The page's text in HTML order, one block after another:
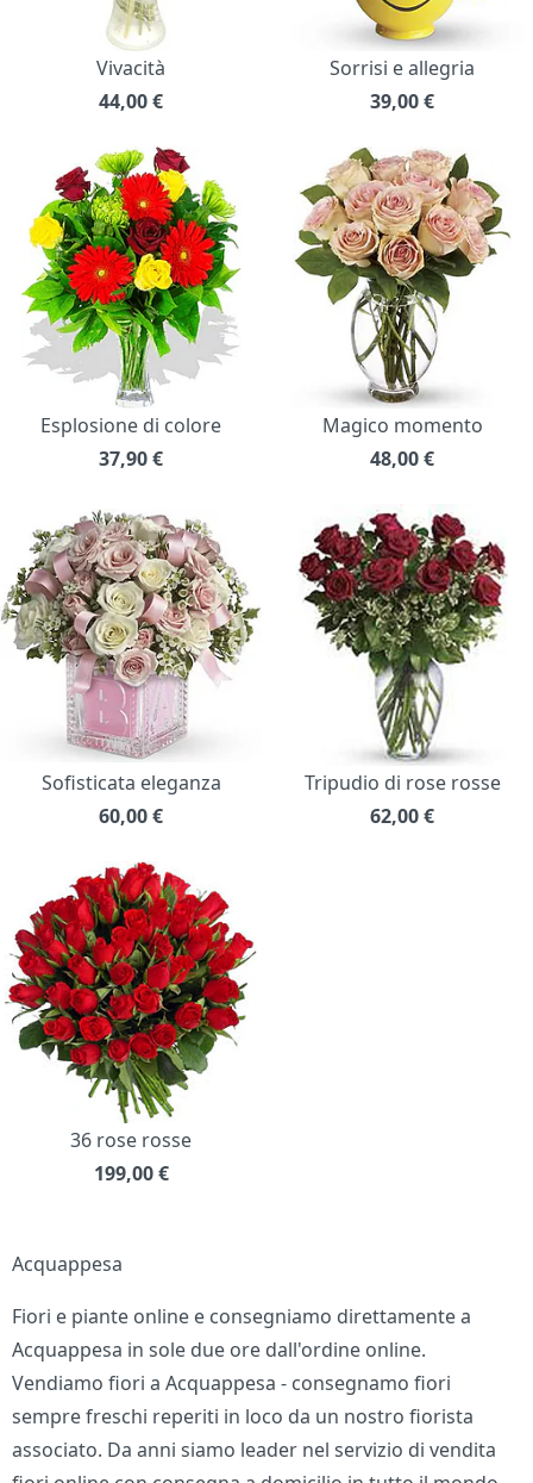
Vivacità
44,00€
Sorrisi e allegria
39,00€
Esplosione di colore
37,90€
Magico momento
48,00€
Sofisticata eleganza
60,00€
Tripudio di rose rosse
62,00€
36 rose rosse
199,00 €
Acquappesa
Fiori e piante online e consegniamo direttamente a
Acquappesa in sole due ore dall'ordine online.
Vendiamo fiori a Acquappesa - consegnamo fiori
sempre freschi reperiti in loco da un nostro fiorista
associato. Da anni siamo leader nel servizio di vendita